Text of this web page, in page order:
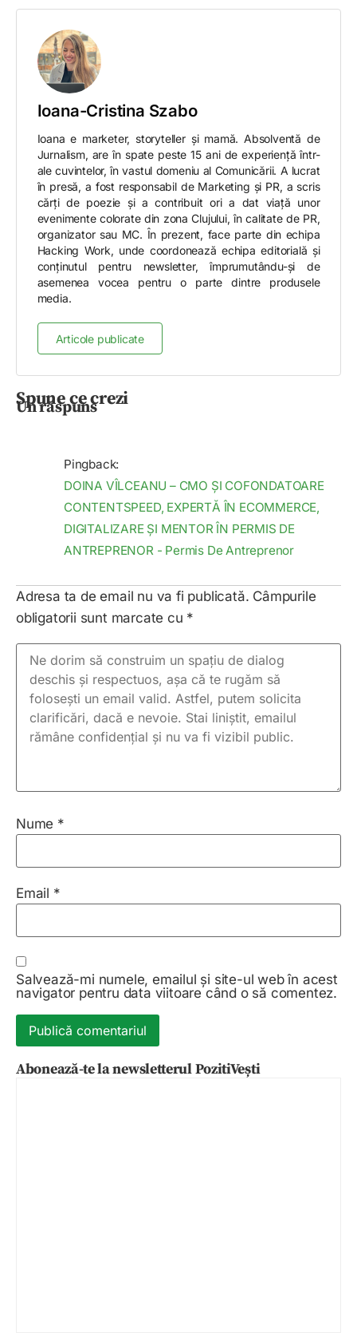
Ioana-Cristina Szabo
Ioana e marketer, storyteller și mamă. Absolventă de
Jurnalism, are în spate peste 15 ani de experiență într-
ale cuvintelor, în vastul domeniu al Comunicării. A lucrat
în presă, a fost responsabil de Marketing și PR, a scris
cărți de poezie și a contribuit ori a dat viață unor
evenimente colorate din zona Clujului, în calitate de PR,
organizator sau MC. În prezent, face parte din echipa
Hacking Work, unde coordonează echipa editorială și
conținutul pentru newsletter, împrumutându-și de
asemenea vocea pentru o parte dintre produsele
media.
Articole publicate
Spune ce crezi
Un răspuns
Pingback:
DOINA VÎLCEANU – CMO ȘI COFONDATOARE
CONTENTSPEED, EXPERTĂ ÎN ECOMMERCE,
DIGITALIZARE ȘI MENTOR ÎN PERMIS DE
ANTREPRENOR - Permis De Antreprenor
Adresa ta de email nu va fi publicată. Câmpurile
obligatorii sunt marcate cu *
Nume *
Email *
Salvează-mi numele, emailul și site-ul web în acest
navigator pentru data viitoare când o să comentez.
Abonează-te la newsletterul PozitiVești